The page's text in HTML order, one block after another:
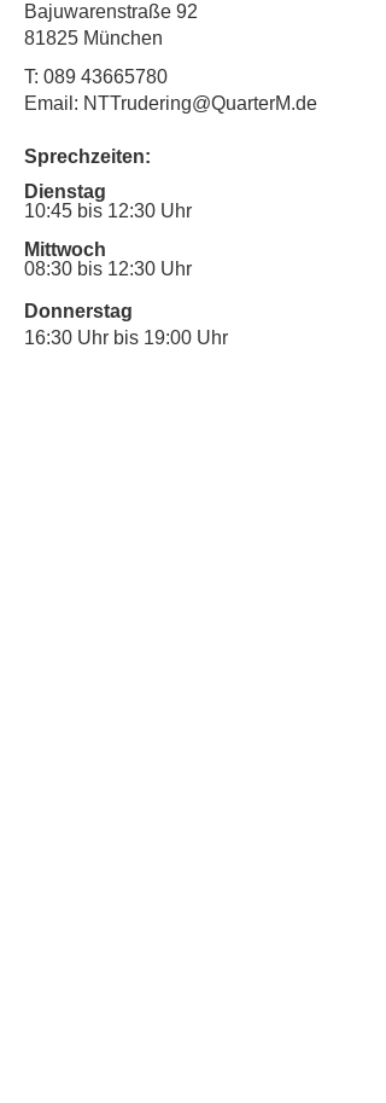
Bajuwarenstraße 92
81825 München
T: 089 43665780
Email: NTTrudering@QuarterM.de
Sprechzeiten:
Dienstag
10:45 bis 12:30 Uhr
Mittwoch
08:30 bis 12:30 Uhr
Donnerstag
16:30 Uhr bis 19:00 Uhr